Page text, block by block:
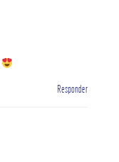
Responder